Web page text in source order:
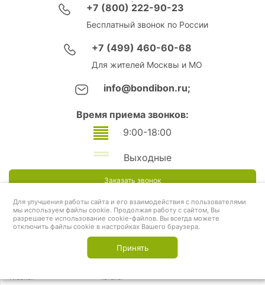
+7 (800) 222-90-23
Бесплатный звонок по России
+7 (499) 460-60-68
Для жителей Москвы и МО
info@bondibon.ru;
Время приема звонков:
9:00-18:00
Выходные
Заказать звонок
Для улучшения работы сайта и его взаимодействия с пользователями
мы используем файлы cookie. Продолжая работу с сайтом, Вы
разрешаете использование cookie-файлов. Вы всегда можете
отключить файлы cookie в настройках Вашего браузера.
Принять